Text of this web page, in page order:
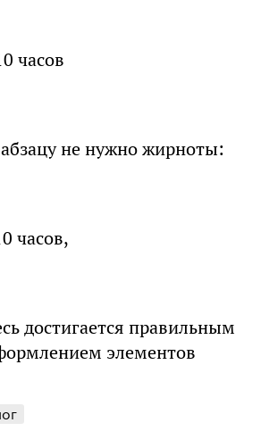
часов
не нужно жирноты:
часов,
достигается правильным
элементов